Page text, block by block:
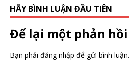
HÃY BÌNH LUẬN ĐẦU TIÊN
Để lại một phản hồi
Bạn phải đăng nhập để gửi bình luận.